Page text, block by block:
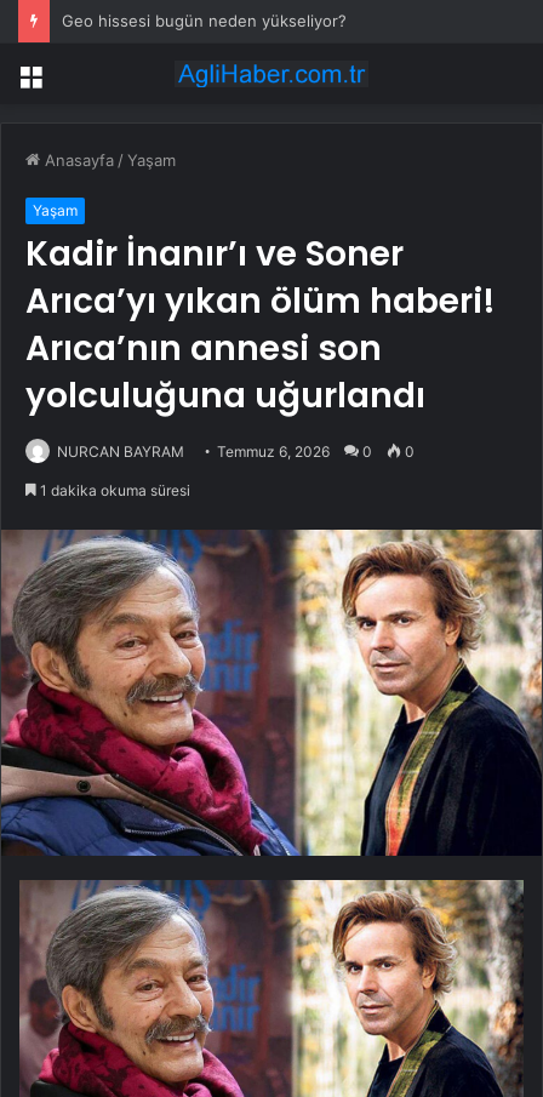
Dev şehirlerin altındaki kara nefessiz kalıyor
Menü
Anasayfa /Yaşam
Yaşam
Kadir İnanır’ı ve Soner
Arıca’yı yıkan ölüm haberi!
Arıca’nın annesi son
yolculuğuna uğurlandı
NURCAN BAYRAM Temmuz 6, 2026 0 0
1 dakika okuma süresi